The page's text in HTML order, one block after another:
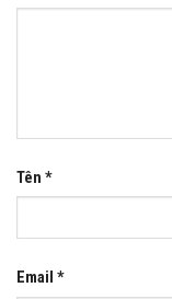
Tên *
Email *